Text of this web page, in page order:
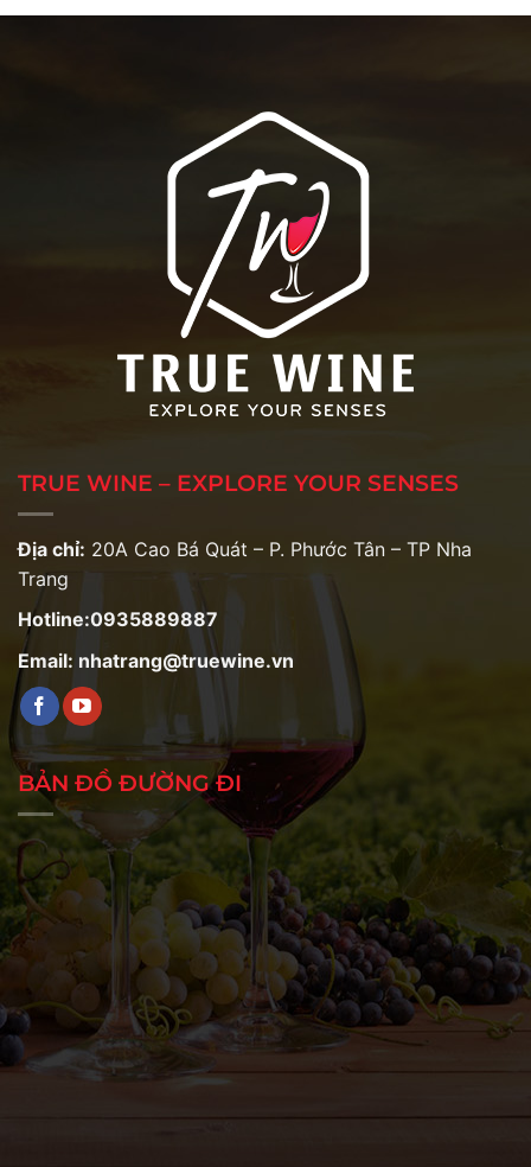
TRUE WINE – EXPLORE YOUR SENSES
Địa chỉ: 20A Cao Bá Quát – P. Phước Tân – TP Nha
Trang
Hotline:0935889887
Email: nhatrang@truewine.vn
BẢN ĐỒ ĐƯỜNG ĐI